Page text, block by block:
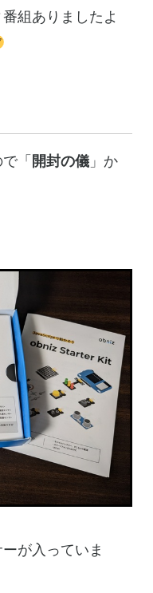
組ありましたよ
「 開封の儀 」か
が入っていま